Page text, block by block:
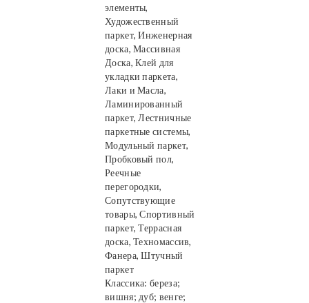
элементы,
Художественный
паркет, Инженерная
доска, Массивная
Доска, Клей для
укладки паркета,
Лаки и Масла,
Ламинированный
паркет, Лестничные
паркетные системы,
Модульный паркет,
Пробковый пол,
Реечные
перегородки,
Сопутствующие
товары, Спортивный
паркет, Террасная
доска, Техномассив,
Фанера, Штучный
паркет
Классика: береза;
вишня; дуб; венге;